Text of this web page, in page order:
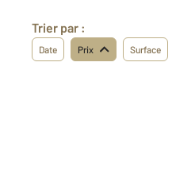
Trier par :
Date Prix Surface